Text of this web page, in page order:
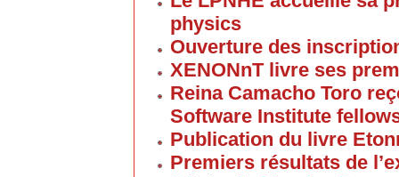
physics
Ouverture des
XENONnT livre ses
Reina Camacho Toro
Software Institute
Publication du livre
Premiers résultats de